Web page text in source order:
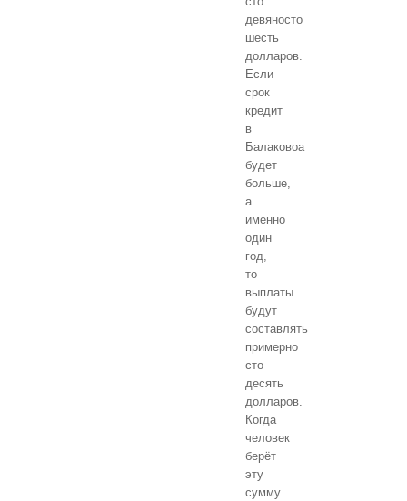
девяносто
шесть
долларов.
Если
срок
кредит
в
Балаковоа
будет
больше,
а
именно
один
год,
то
выплаты
будут
составлять
примерно
сто
десять
долларов.
Когда
человек
берёт
эту
сумму